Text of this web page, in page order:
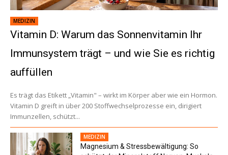
MEDIZIN
Vitamin D: Warum das Sonnenvitamin Ihr
Immunsystem trägt – und wie Sie es richtig
auffüllen
Es trägt das Etikett „Vitamin" – wirkt im Körper aber wie ein Hormon.
Vitamin D greift in über 200 Stoffwechselprozesse ein, dirigiert
Immunzellen, schützt...
MEDIZIN
Magnesium & Stressbewältigung: So